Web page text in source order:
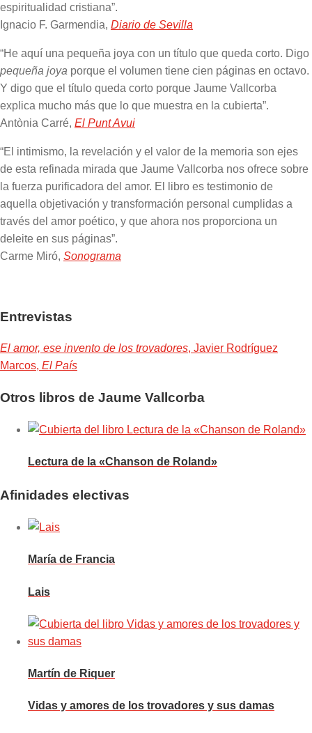
espiritualidad cristiana”.
Ignacio F. Garmendia, Diario de Sevilla
“He aquí una pequeña joya con un título que queda corto. Digo
pequeña joya porque el volumen tiene cien páginas en octavo.
Y digo que el título queda corto porque Jaume Vallcorba
explica mucho más que lo que muestra en la cubierta”.
Antònia Carré, El Punt Avui
“El intimismo, la revelación y el valor de la memoria son ejes
de esta refinada mirada que Jaume Vallcorba nos ofrece sobre
la fuerza purificadora del amor. El libro es testimonio de
aquella objetivación y transformación personal cumplidas a
través del amor poético, y que ahora nos proporciona un
deleite en sus páginas”.
Carme Miró, Sonograma
Entrevistas
El amor, ese invento de los trovadores, Javier Rodríguez
Marcos, El País
Otros libros de Jaume Vallcorba
Lectura de la «Chanson de Roland»
Afinidades electivas
María de Francia
Lais
Martín de Riquer
Vidas y amores de los trovadores y sus damas